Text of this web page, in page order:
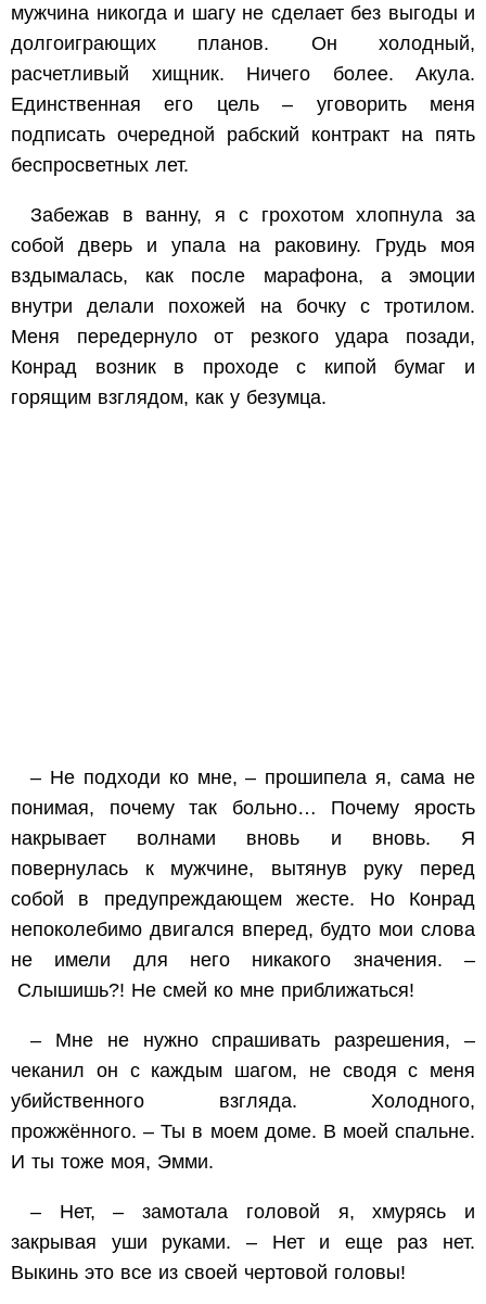
мужчина никогда и шагу не сделает без выгоды и
долгоиграющих планов. Он холодный,
расчетливый хищник. Ничего более. Акула.
Единственная его цель – уговорить меня
подписать очередной рабский контракт на пять
беспросветных лет.
Забежав в ванну, я с грохотом хлопнула за
собой дверь и упала на раковину. Грудь моя
вздымалась, как после марафона, а эмоции
внутри делали похожей на бочку с тротилом.
Меня передернуло от резкого удара позади,
Конрад возник в проходе с кипой бумаг и
горящим взглядом, как у безумца.
– Не подходи ко мне, – прошипела я, сама не
понимая, почему так больно… Почему ярость
накрывает волнами вновь и вновь. Я
повернулась к мужчине, вытянув руку перед
собой в предупреждающем жесте. Но Конрад
непоколебимо двигался вперед, будто мои слова
не имели для него никакого значения. –
Слышишь?! Не смей ко мне приближаться!
– Мне не нужно спрашивать разрешения, –
чеканил он с каждым шагом, не сводя с меня
убийственного взгляда. Холодного,
прожжённого. – Ты в моем доме. В моей спальне.
И ты тоже моя, Эмми.
– Нет, – замотала головой я, хмурясь и
закрывая уши руками. – Нет и еще раз нет.
Выкинь это все из своей чертовой головы!